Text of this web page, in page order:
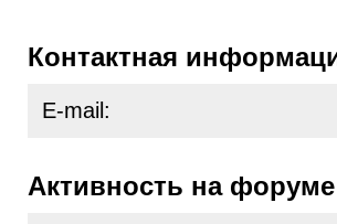
Контактная
E-mail:
Активность на форуме